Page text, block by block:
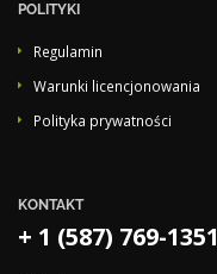
POLITYKI
Regulamin
Warunki licencjonowania
Polityka prywatności
KONTAKT
+ 1 (587) 769-1351